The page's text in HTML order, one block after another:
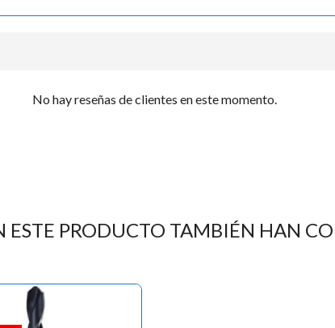
No hay reseñas de clientes en este momento.
ESTE PRODUCTO TAMBIÉN HAN